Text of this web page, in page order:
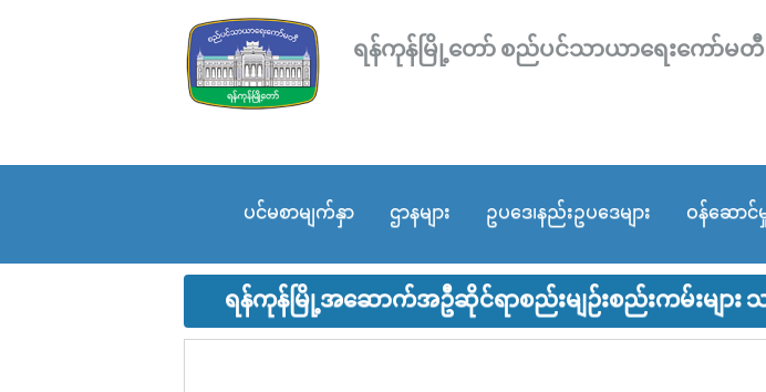
ရန်ကုန်မြို့တော် စည်ပင်သာယာရေးကော်မတီ
ပင်မစာမျက်နှာ ဌာနများ ဥပဒေ၊နည်းဥပဒေများ ဝန်ဆောင်မှု
ရန်ကုန်မြို့အဆောက်အဦဆိုင်ရာစည်းမျဉ်းစည်းကမ်းမျာ